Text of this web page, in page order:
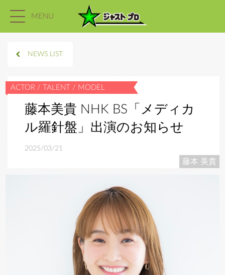
MENU
NEWS LIST
藤本美貴 NHK BS「メディカ
ル羅針盤」出演のお知らせ
2025/03/21
藤本 美貴